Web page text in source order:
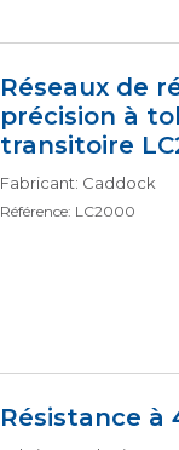
Réseaux de
précision à
transitoire
Fabricant: Caddock
Référence: LC2000
Résistance à